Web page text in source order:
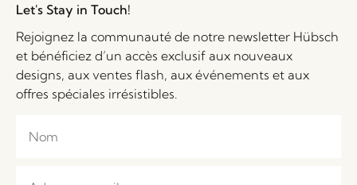
Let's Stay in Touch!
Rejoignez la communauté de notre newsletter Hübsch
et bénéficiez d’un accès exclusif aux nouveaux
designs, aux ventes flash, aux événements et aux
offres spéciales irrésistibles.